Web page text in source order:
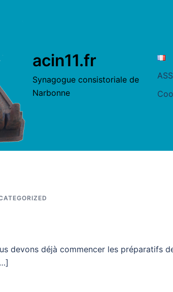
acin11.fr
Synagogue consistoriale de
Narbonne
devons déjà commencer les préparatifs